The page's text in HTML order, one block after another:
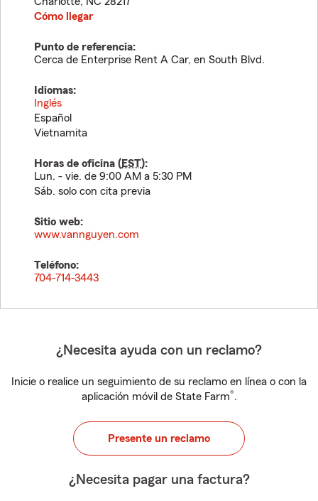
Cómo llegar
Punto de referencia:
Cerca de Enterprise Rent A Car, en South Blvd.
Idiomas:
Inglés
Español
Vietnamita
Horas de oficina (EST):
Lun. - vie. de 9:00 AM a 5:30 PM
Sáb. solo con cita previa
Sitio web:
www.vannguyen.com
Teléfono:
704-714-3443
¿Necesita ayuda con un reclamo?
Inicie o realice un seguimiento de su reclamo en línea o con la
aplicación móvil de State Farm®.
Presente un reclamo
¿Necesita pagar una factura?